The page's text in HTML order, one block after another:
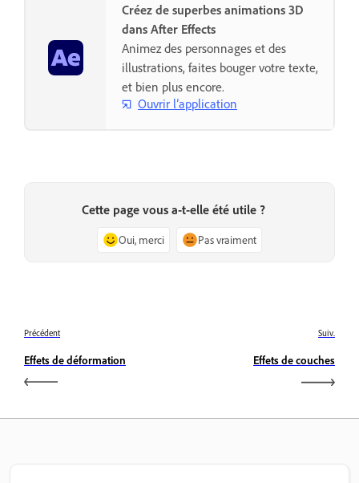
Créez de superbes animations 3D
dans After Effects
Animez des personnages et des
illustrations, faites bouger votre texte,
et bien plus encore.
Ouvrir l’application
Cette page vous a-t-elle été utile ?
Oui, merci Pas vraiment
Précédent
Effets de déformation
Suiv.
Effets de couches